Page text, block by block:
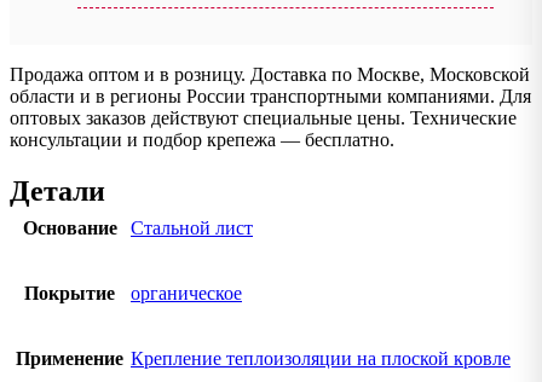
Продажа оптом и в розницу. Доставка по Москве, Московской
области и в регионы России транспортными компаниями. Для
оптовых заказов действуют специальные цены. Технические
консультации и подбор крепежа — бесплатно.
Детали
Основание Стальной лист
Покрытие органическое
Применение Крепление теплоизоляции на плоской кровле